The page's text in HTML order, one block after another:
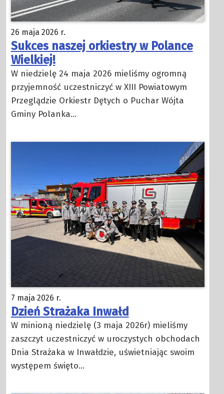
26 maja 2026 r.
Sukces naszej orkiestry w Polance
Wielkiej!
W niedzielę 24 maja 2026 mieliśmy ogromną
przyjemność uczestniczyć w XIII Powiatowym
Przeglądzie Orkiestr Dętych o Puchar Wójta
Gminy Polanka…
7 maja 2026 r.
Dzień Strażaka Inwałd
W minioną niedzielę (3 maja 2026r) mieliśmy
zaszczyt uczestniczyć w uroczystych obchodach
Dnia Strażaka w Inwałdzie, uświetniając swoim
występem święto…